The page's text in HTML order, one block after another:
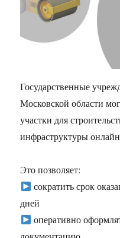
Государственные
Московской области
участки для
инфраструктуры онлайн
Это позволяет:
сократить срок
дней
оперативно